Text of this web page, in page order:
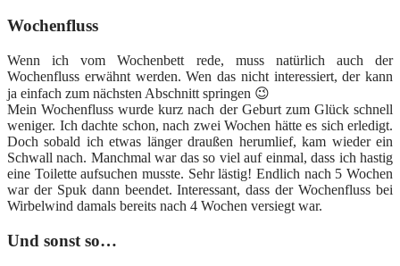
Wochenfluss
Wenn ich vom Wochenbett rede, muss natürlich auch der
Wochenfluss erwähnt werden. Wen das nicht interessiert, der kann
ja einfach zum nächsten Abschnitt springen 😉
Mein Wochenfluss wurde kurz nach der Geburt zum Glück schnell
weniger. Ich dachte schon, nach zwei Wochen hätte es sich erledigt.
Doch sobald ich etwas länger draußen herumlief, kam wieder ein
Schwall nach. Manchmal war das so viel auf einmal, dass ich hastig
eine Toilette aufsuchen musste. Sehr lästig! Endlich nach 5 Wochen
war der Spuk dann beendet. Interessant, dass der Wochenfluss bei
Wirbelwind damals bereits nach 4 Wochen versiegt war.
Und sonst so…